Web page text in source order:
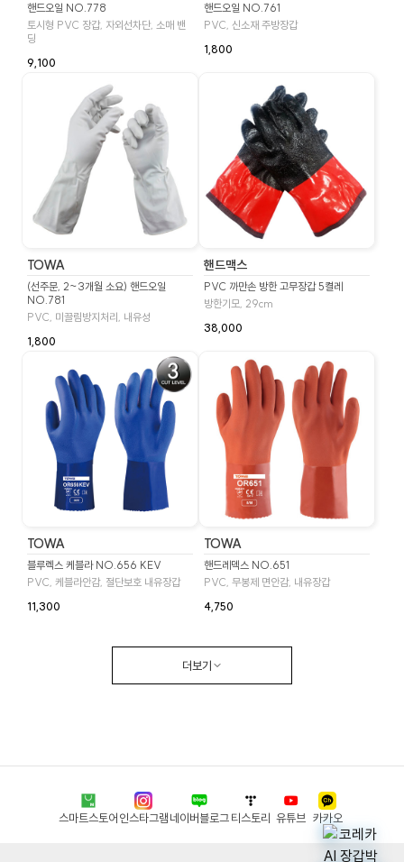
핸드오일 NO.778
토시형 PVC 장갑, 자외선차단, 소매 밴
딩
9,100
핸드오일 NO.761
PVC, 신소재 주방장갑
1,800
TOWA
(선주문, 2~3개월 소요) 핸드오일
NO.781
PVC, 미끌림방지처리, 내유성
1,800
핸드맥스
PVC 까만손 방한 고무장갑 5켤레
방한기모, 29cm
38,000
TOWA
블루렉스 케블라 NO.656 KEV
PVC, 케블라안감, 절단보호 내유장갑
11,300
TOWA
핸드레덱스 NO.651
PVC, 무봉제 면안감, 내유장갑
4,750
더보기
스마트스토어인스타그램네이버블로그티스토리 유튜브 카카오